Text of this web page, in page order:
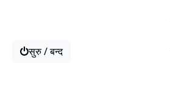
सुरु / बन्द